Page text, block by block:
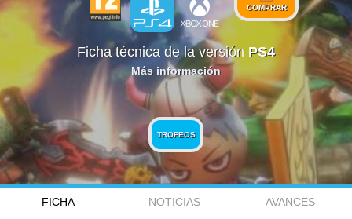
COMPRAR
Ficha técnica de la versión PS4
Más información
TROFEOS
FICHA NOTICIAS
AVANCES